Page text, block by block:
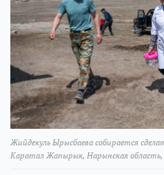
Жийдекуль Ырысбаева собирается
Каратал Жапырык, Нарынская